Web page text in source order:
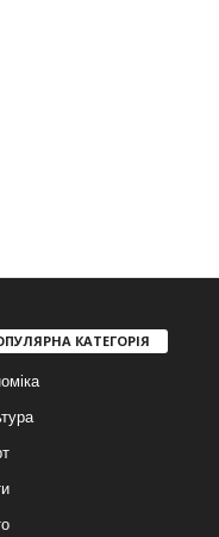
КАТЕГОРІЯ